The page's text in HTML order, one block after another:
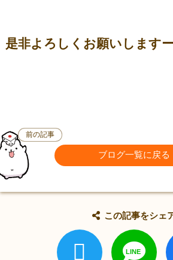
是非よろしくお願いしますー
前の記事
ブログ一覧に戻る
この記事をシェ